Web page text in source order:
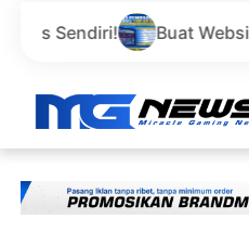
Buat Website Top Up